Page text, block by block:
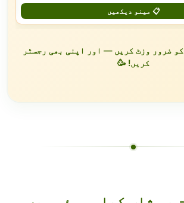
📋 مینو دیکھیں
ضرور وزٹ کریں — اور اپنی بھی رجسٹر
کریں! 🥳